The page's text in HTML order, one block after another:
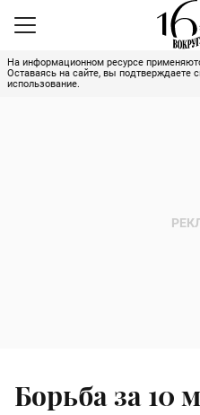
На информационном ресурсе
Оставаясь на сайте, вы подтверждаете
использование.
Борьба за 10